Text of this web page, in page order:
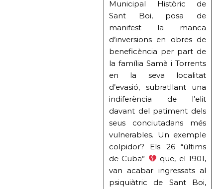
Municipal Històric de
Sant Boi, posa de
manifest la manca
d’inversions en obres de
beneficència per part de
la família Samà i Torrents
en la seva localitat
d’evasió, subratllant una
indiferència de l’elit
davant del patiment dels
seus conciutadans més
vulnerables. Un exemple
colpidor? Els 26 “últims
de Cuba”
que, el 1901,
van acabar ingressats al
psiquiàtric de Sant Boi,